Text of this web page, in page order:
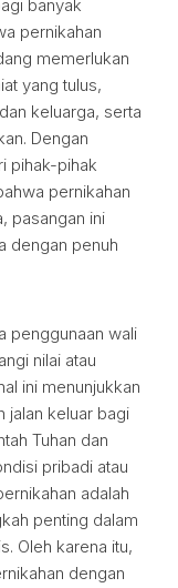
banyak
pernikahan
memerlukan
yang tulus,
keluarga, serta
Dengan
pihak-pihak
pernikahan
pasangan ini
dengan penuh
penggunaan wali
nilai atau
ini menunjukkan
jalan keluar bagi
Tuhan dan
pribadi atau
adalah
penting dalam
Oleh karena itu,
dengan